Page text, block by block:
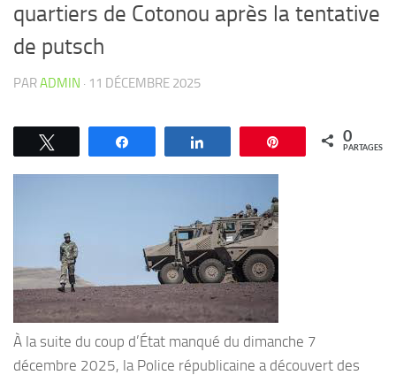
quartiers de Cotonou après la tentative
de putsch
PARADMIN · 11 DÉCEMBRE 2025
Épingle 0
PARTAGES
À la suite du coup d’État manqué du dimanche 7
décembre 2025, la Police républicaine a découvert des